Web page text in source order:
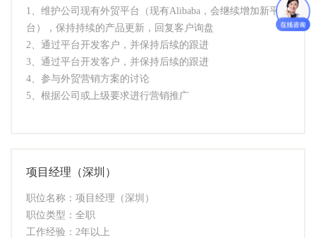
1、维护公司现有外贸平台（现有Alibaba，会继续增加新平
台），保持持续的产品更新，回复客户询盘
2、通过平台开发客户，并保持后续的跟进
3、通过平台开发客户，并保持后续的跟进
4、参与外贸营销方案的讨论
5、根据公司或上级要求进行营销推广
项目经理（深圳）
职位名称：项目经理（深圳）
职位类型：全职
工作经验：2年以上